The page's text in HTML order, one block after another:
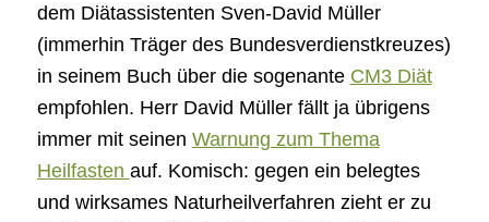
dem Diätassistenten Sven-David Müller
(immerhin Träger des Bundesverdienstkreuzes)
in seinem Buch über die sogenante CM3 Diät
empfohlen. Herr David Müller fällt ja übrigens
immer mit seinen Warnung zum Thema
Heilfasten auf. Komisch: gegen ein belegtes
und wirksames Naturheilverfahren zieht er zu